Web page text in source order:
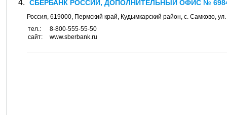
СБЕРБАНК РОССИИ, ДОПОЛНИТЕЛЬНЫЙ ОФИС №
Россия, 619000, Пермский край, Кудымкарский район, с. Самково, ул.
тел.:
8-800-555-55-50
сайт:
www.sberbank.ru